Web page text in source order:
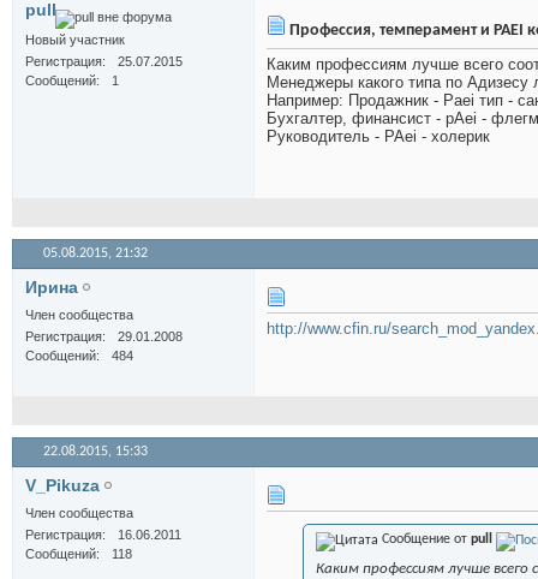
pull
Новый участник
Регистрация
25.07.2015
Сообщений
1
Профессия, темперамент и PAEI
Каким профессиям лучше всего
Менеджеры какого типа по Адизесу
Например: Продажник - Paei тип -
Бухгалтер, финансист - pAei -
Руководитель - PAei - холерик
05.08.2015, 21:32
Иринa
Член сообщества
Регистрация
29.01.2008
Сообщений
484
http://www.cfin.ru/
22.08.2015, 15:33
V_Pikuza
Член сообщества
Регистрация
16.06.2011
Сообщений
118
Сообщение от pull
Каким профессиям лучше